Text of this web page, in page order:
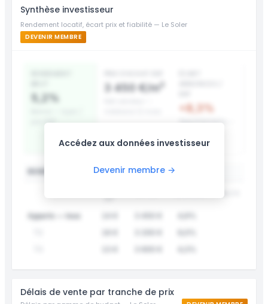
Synthèse investisseur
Rendement locatif, écart prix et fiabilité — Le Soler
DEVENIR MEMBRE
5,2%
prix DVF
3 450 €/m²
+8,3%
Appartements —
affiché
RENDEMENT LOCATIF PAR TYPE
/M²
Apparts — tous
Accédez aux données investisseur
Devenir membre →
Délais de vente par tranche de prix